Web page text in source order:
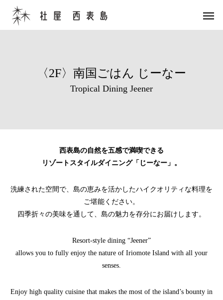
〈2F〉南国ごはん じーなー
Tropical Dining Jeener
西表島の自然を五感で満喫できる
リゾートスタイルダイニング「じーなー」。
洗練された空間で、島の恵みを活かしたハイクオリティな料理を
ご堪能ください。
四季折々の美味を通して、島の魅力を存分にお届けします。
Resort-style dining “Jeener”
allows you to fully enjoy the nature of Iriomote Island with all your
senses.
Enjoy high quality cuisine that makes the most of the island’s bounty in